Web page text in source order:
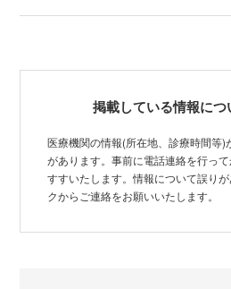
掲載している情報に
医療機関の情報(所在地、診療時間等)
があります。事前に電話連絡を行っ
すすいたします。情報について誤り
クからご連絡をお願いいたします。